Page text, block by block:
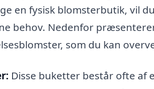
en fysisk blomsterbutik, vil
behov. Nedenfor
som du kan
Disse buketter består ofte af